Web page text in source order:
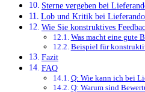
Sterne vergeben bei
Lob und Kritik bei
Wie Sie konstruktives
Was macht eine gute
Beispiel für
Fazit
FAQ
Q: Wie kann ich bei
Q: Warum sind